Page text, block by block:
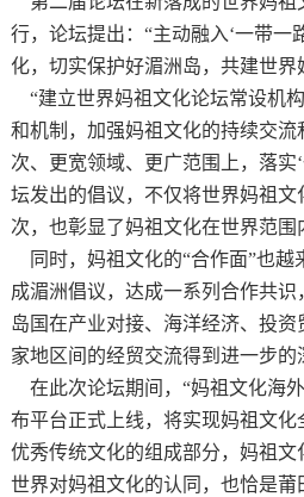
行，论坛提出： “主动融入‘一带一
化，切实保护好湄洲岛，共建世界
“建立世界妈祖文化论坛常设机
和机制，加强妈祖文化的持续交流
次、更宽领域、更广范围上，落实
坛发出的倡议，不仅将世界妈祖文
次，也彰显了妈祖文化在世界范围
同时，妈祖文化的“合作面”也越
成湄洲倡议，达成一系列合作共
岛国在产业对接、海洋经济、投资
家地区间的经贸交流得到进一步的
在此次论坛期间， “妈祖文化海
布平台正式上线，将实现妈祖文
优秀传统文化的组成部分，妈祖
世界对妈祖文化的认同，也恰是莆